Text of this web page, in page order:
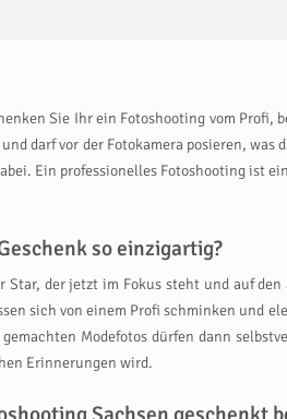
Sie Ihr ein Fotoshooting vom Profi,
darf vor der Fotokamera posieren,
Ein professionelles Fotoshooting ist
so einzigartig?
der jetzt im Fokus steht und auf
sich von einem Profi schminken und
Modefotos dürfen dann
Erinnerungen wird.